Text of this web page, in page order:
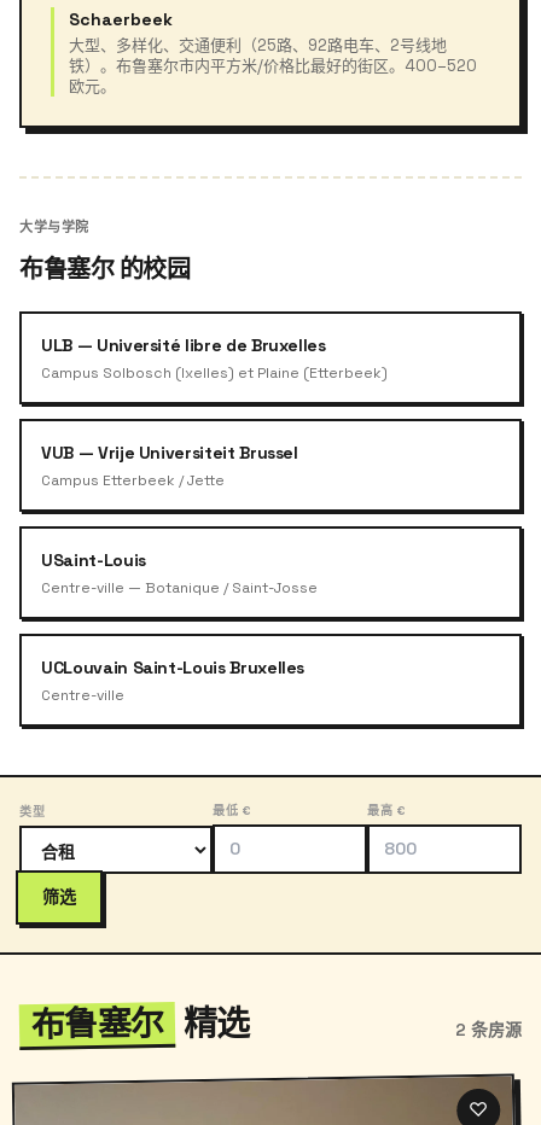
Schaerbeek
大型、多样化、交通便利（25路、92路电车、2号线地
铁）。布鲁塞尔市内平方米/价格比最好的街区。400–520
欧元。
大学与学院
布鲁塞尔 的校园
ULB — Université libre de Bruxelles
Campus Solbosch (Ixelles) et Plaine (Etterbeek)
VUB — Vrije Universiteit Brussel
Campus Etterbeek / Jette
USaint-Louis
Centre-ville — Botanique / Saint-Josse
UCLouvain Saint-Louis Bruxelles
Centre-ville
类型 最低 € 最高 €
筛选
布鲁塞尔 精选 2 条房源
♡